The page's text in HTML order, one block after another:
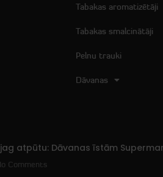
Tabakas aromatizētāji
Tabakas smalcinātāji
Pelnu trauki
Dāvanas
atpūtu: Dāvanas īstām
Comments